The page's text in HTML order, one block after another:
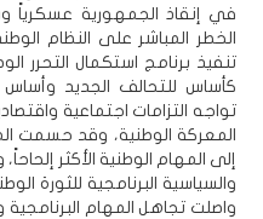
في إنقاذ الجمهورية عسكرياً
الخطر المباشر على النظام
تنفيذ برنامج استكمال التحرر
كأساس للتحالف الجديد
تواجه التزامات اجتماعية
المعركة الوطنية، وقد حسمت
إلى المهام الوطنية الأكثر
والسياسية البرنامجية للثورة
واصلت تجاهل المهام